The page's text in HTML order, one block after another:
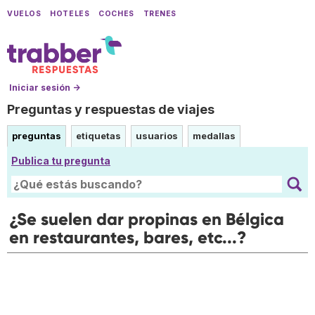
VUELOS HOTELES COCHES TRENES
Iniciar sesión →
Preguntas y respuestas de viajes
preguntas etiquetas usuarios medallas
Publica tu pregunta
¿Se suelen dar propinas en Bélgica
en restaurantes, bares, etc...?